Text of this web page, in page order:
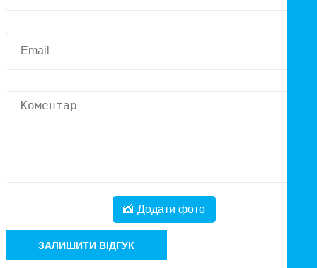
📸 Додати фото
ЗАЛИШИТИ ВІДГУК